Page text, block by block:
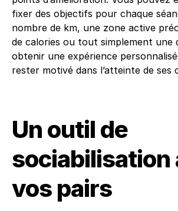
fixer des objectifs pour chaque
nombre de km, une zone active
de calories ou tout simplement une
obtenir une expérience
rester motivé dans l’atteinte de ses
Un outil de
sociabilisation
vos pairs